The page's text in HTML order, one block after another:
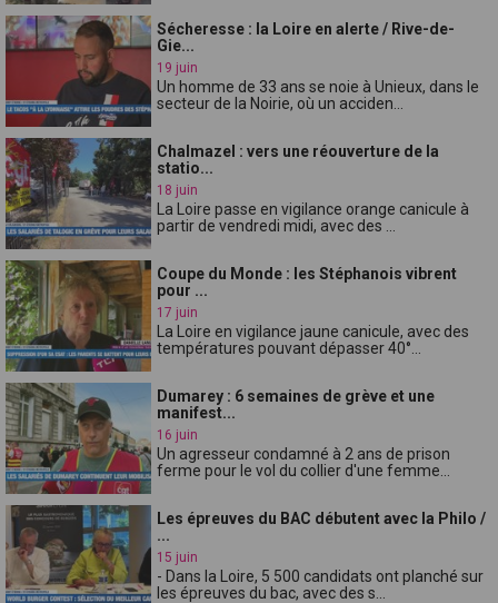
Sécheresse : la Loire en alerte / Rive-de-
Gie...
19 juin
Un homme de 33 ans se noie à Unieux, dans le
secteur de la Noirie, où un acciden...
Chalmazel : vers une réouverture de la
statio...
18 juin
La Loire passe en vigilance orange canicule à
partir de vendredi midi, avec des ...
Coupe du Monde : les Stéphanois vibrent
pour ...
17 juin
La Loire en vigilance jaune canicule, avec des
températures pouvant dépasser 40°...
Dumarey : 6 semaines de grève et une
manifest...
16 juin
Un agresseur condamné à 2 ans de prison
ferme pour le vol du collier d'une femme...
Les épreuves du BAC débutent avec la Philo /
...
15 juin
- Dans la Loire, 5 500 candidats ont planché sur
les épreuves du bac, avec des s...